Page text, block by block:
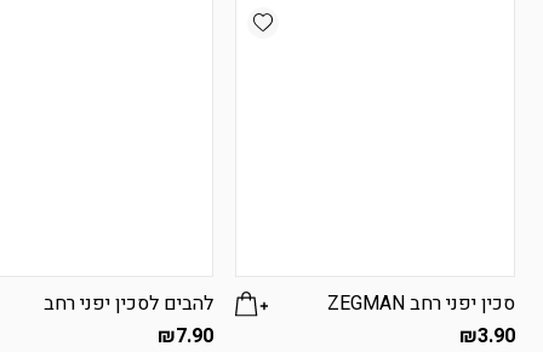
Add wishlist
סכין יפני רחב ZEGMAN
₪3.90
להבים לסכין יפני רחב
₪7.90